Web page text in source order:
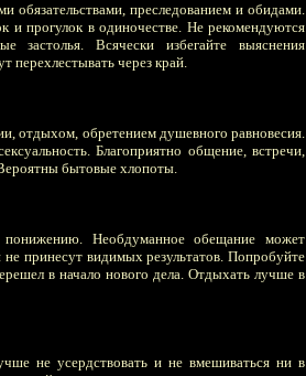
преследованием и обидами.
и прогулок в одиночестве. Не рекомендуются
застолья. Всячески избегайте выяснения
перехлестывать через край.
отдыхом, обретением душевного равновесия.
Благоприятно общение, встречи,
бытовые хлопоты.
Необдуманное обещание может
принесут видимых результатов. Попробуйте
в начало нового дела. Отдыхать лучше в
не усердствовать и не вмешиваться ни в